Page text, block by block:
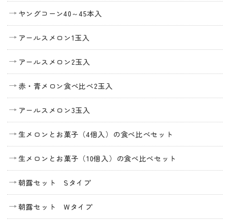
ヤングコーン40～45本入
アールスメロン1玉入
アールスメロン2玉入
赤・青メロン食べ比べ2玉入
アールスメロン3玉入
生メロンとお菓子（4個入）の食べ比べセット
生メロンとお菓子（10個入）の食べ比べセット
朝露セット Sタイプ
朝露セット Wタイプ